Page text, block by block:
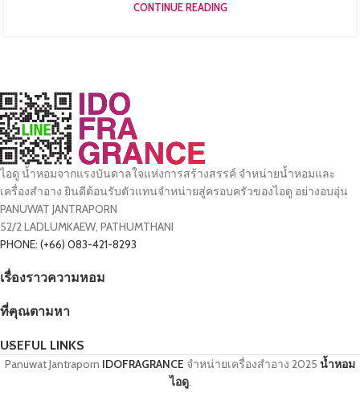
CONTINUE READING
ไอดู น้ำหอมจากแรงบันดาลใจแห่งการสร้างสรรค์ จำหน่ายน้ำหอมและ
เครื่องสำอาง ยินดีต้อนรับตัวแทนจำหน่ายสู่ครอบครัวของไอดู อย่างอบอุ่น
PANUWAT JANTRAPORN
52/2 LADLUMKAEW, PATHUMTHANI
PHONE: (+66) 083-421-8293
เรื่องราวความหอม
ที่คุณตามหา
USEFUL LINKS
Panuwat Jantraporn IDOFRAGRANCE จำหน่ายเครื่องสำอาง 2025 น้ำหอม
ไอดู.